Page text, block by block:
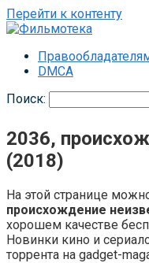
Перейти к контенту
DMCA
Поиск:
2036,
(2018)
На этой странице
происхождение
хорошем качестве
Новинки кино и
торрента на gadget-